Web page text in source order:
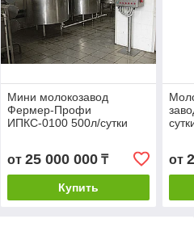
Мини молокозавод
Фермер-Профи
ИПКС-0100 500л/сутки
от 25 000 000₸
Купить
от